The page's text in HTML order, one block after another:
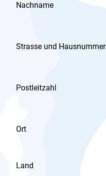
Nachname
Strasse und Hausnummer
Postleitzahl
Ort
Land